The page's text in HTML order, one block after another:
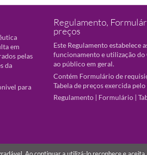
em
pelas
da
para
Regulamento,
preços
Este Regulamento estabelece
funcionamento e utilização do
ao público em geral.
Contém Formulário de
Tabela de preços exercida
Regulamento | Formulário |
Ao continuar a utilizá-lo reconhece e aceita